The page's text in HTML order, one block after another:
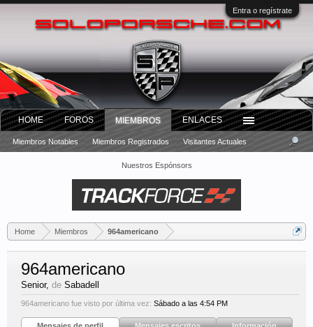
Entra o regístrate
Nuestros Espónsors
Home Miembros 964americano
964americano
Senior, de Sabadell
964americano fue visto por última vez: Sábado a las 4:54 PM
HOME FOROS MIEMBROS
Miembros Notables Miembros Registrados Visitantes Actuales
ENLACES